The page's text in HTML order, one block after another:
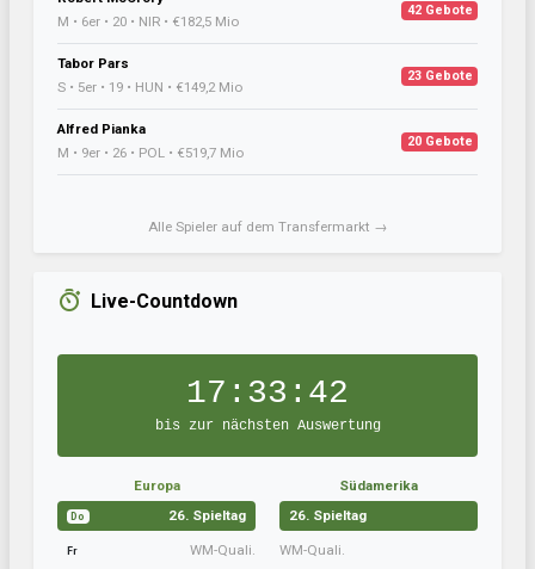
M • 6er • 20 • NIR • €182,5 Mio
42 Gebote
Tabor Pars
S • 5er • 19 • HUN • €149,2 Mio
23 Gebote
Alfred Pianka
M • 9er • 26 • POL • €519,7 Mio
20 Gebote
Alle Spieler auf dem Transfermarkt →
Live-Countdown
17:33:41
bis zur nächsten Auswertung
Europa
Do 26. Spieltag
Fr WM-Quali.
Südamerika
26. Spieltag
WM-Quali.